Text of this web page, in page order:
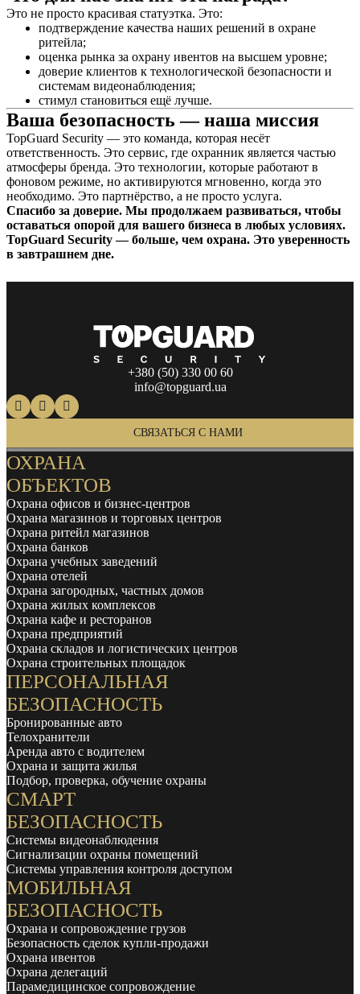
Это не просто красивая статуэтка. Это:
подтверждение качества наших решений в охране
ритейла;
оценка рынка за охрану ивентов на высшем уровне;
доверие клиентов к технологической безопасности и
системам видеонаблюдения;
стимул становиться ещё лучше.
Ваша безопасность — наша миссия
TopGuard Security — это команда, которая несёт
ответственность. Это сервис, где охранник является частью
атмосферы бренда. Это технологии, которые работают в
фоновом режиме, но активируются мгновенно, когда это
необходимо. Это партнёрство, а не просто услуга.
Спасибо за доверие. Мы продолжаем развиваться, чтобы
оставаться опорой для вашего бизнеса в любых условиях.
TopGuard Security — больше, чем охрана. Это уверенность
в завтрашнем дне.
ОХРАНА
ОБЪЕКТОВ
Охрана офисов и бизнес-центров
Охрана магазинов и торговых центров
Охрана ритейл магазинов
Охрана банков
Охрана учебных заведений
Охрана отелей
Охрана загородных, частных домов
Охрана жилых комплексов
Охрана кафе и ресторанов
Охрана предприятий
Охрана складов и логистических центров
Охрана строительных площадок
ПЕРСОНАЛЬНАЯ
БЕЗОПАСНОСТЬ
Бронированные авто
Телохранители
Аренда авто с водителем
Охрана и защита жилья
Подбор, проверка, обучение охраны
СМАРТ
БЕЗОПАСНОСТЬ
Системы видеонаблюдения
Сигнализации охраны помещений
Системы управления контроля доступом
МОБИЛЬНАЯ
БЕЗОПАСНОСТЬ
Охрана и сопровождение грузов
Безопасность сделок купли-продажи
Охрана ивентов
Охрана делегаций
Парамедицинское сопровождение
+380 (50) 330 00 60
info@topguard.ua
СВЯЗАТЬСЯ С НАМИ